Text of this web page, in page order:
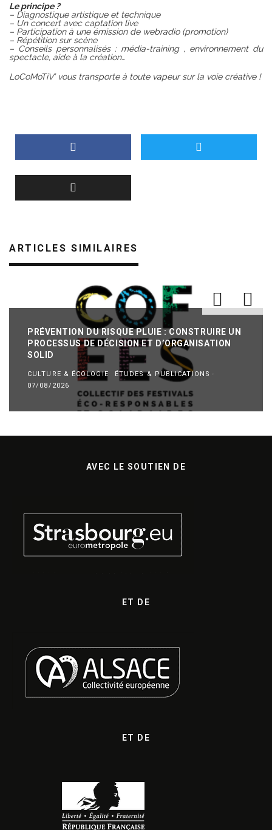
Le principe ?
– Diagnostique artistique et technique
– Un concert avec captation live
– Participation à une émission de webradio (promotion)
– Répétition sur scène
– Conseils personnalisés : média-training , environnement du
spectacle, aide à la création…
LoCoMoTiV’ vous transporte à toute vapeur sur la voie créative !
ARTICLES SIMILAIRES
PRÉVENTION DU RISQUE PLUIE : CONSTRUIRE UN
PROCESSUS DE DÉCISION ET D’ORGANISATION
SOLID
CULTURE & ÉCOLOGIE ÉTUDES & PUBLICATIONS ·
07/08/2026
AVEC LE SOUTIEN DE
ET DE
ET DE